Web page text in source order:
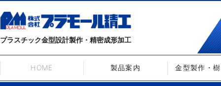
プラスチック金型設計製作・精密成形加工
HOME 製品案内 金型製作・